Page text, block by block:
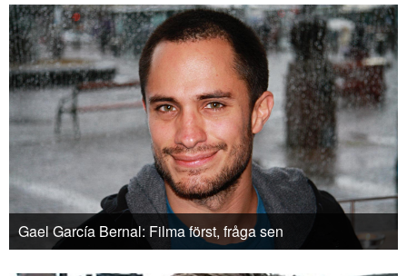
Gael García Bernal: Filma först, fråga sen